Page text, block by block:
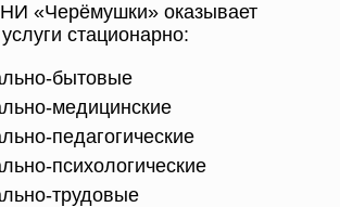
«Черёмушки» оказывает
стационарно:
бытовые
медицинские
педагогические
психологические
трудовые